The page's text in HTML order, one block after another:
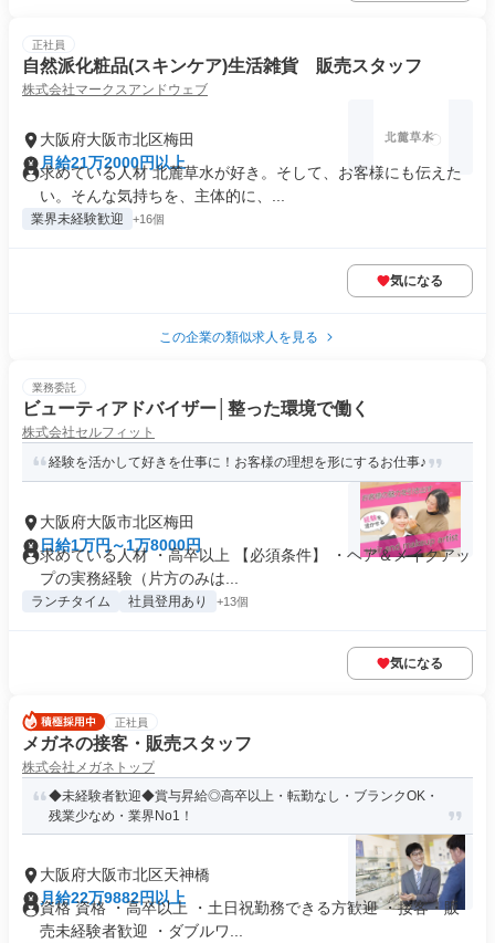
正社員
自然派化粧品(スキンケア)生活雑貨 販売スタッフ
株式会社マークスアンドウェブ
大阪府大阪市北区梅田
月給21万2000円以上
求めている人材 北麓草水が好き。そして、お客様にも伝えた
い。そんな気持ちを、主体的に、...
業界未経験歓迎 +16個
気になる
この企業の類似求人を見る
業務委託
ビューティアドバイザー│整った環境で働く
株式会社セルフィット
経験を活かして好きを仕事に！お客様の理想を形にするお仕事♪
大阪府大阪市北区梅田
日給1万円～1万8000円
求めている人材 ・高卒以上 【必須条件】 ・ヘア＆メイクアッ
プの実務経験（片方のみは...
ランチタイム 社員登用あり +13個
気になる
正社員
メガネの接客・販売スタッフ
株式会社メガネトップ
◆未経験者歓迎◆賞与昇給◎高卒以上・転勤なし・ブランクOK・
残業少なめ・業界No1！
大阪府大阪市北区天神橋
月給22万9882円以上
資格 資格 ・高卒以上 ・土日祝勤務できる方歓迎 ・接客・販
売未経験者歓迎 ・ダブルワ...